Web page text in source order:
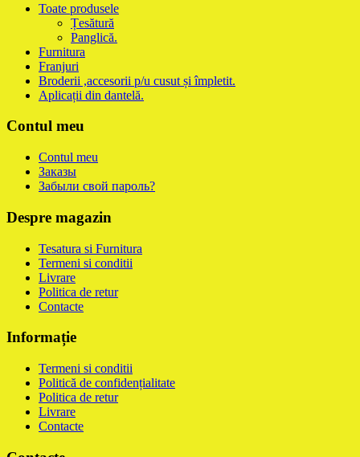
Toate produsele
Țesătură
Panglică.
Furnitura
Franjuri
Broderii ,accesorii p/u cusut și împletit.
Aplicații din dantelă.
Contul meu
Contul meu
Заказы
Забыли свой пароль?
Despre magazin
Tesatura si Furnitura
Termeni si conditii
Livrare
Politica de retur
Contacte
Informație
Termeni si conditii
Politică de confidențialitate
Politica de retur
Livrare
Contacte